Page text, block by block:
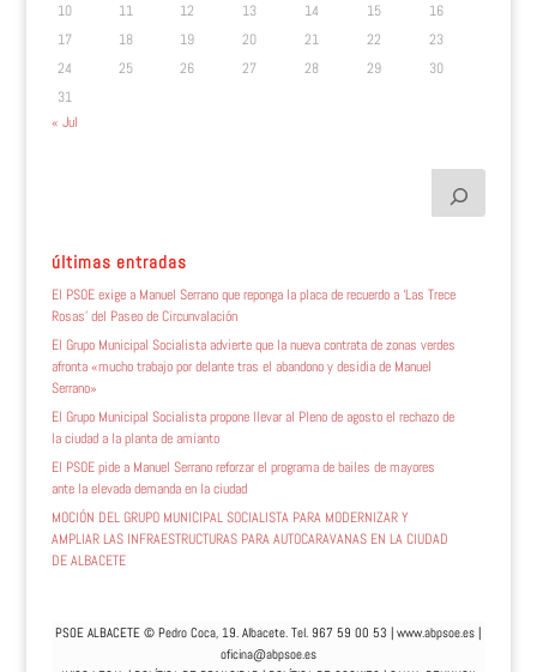
10
11 12 13 14 15
16
17
18 19 20 21 22
23
24
25 26 27 28 29
30
31
« Jul
últimas entradas
El PSOE exige a Manuel Serrano que reponga la placa de recuerdo a ‘Las Trece
Rosas’ del Paseo de Circunvalación
El Grupo Municipal Socialista advierte que la nueva contrata de zonas verdes
afronta «mucho trabajo por delante tras el abandono y desidia de Manuel
Serrano»
El Grupo Municipal Socialista propone llevar al Pleno de agosto el rechazo de
la ciudad a la planta de amianto
El PSOE pide a Manuel Serrano reforzar el programa de bailes de mayores
ante la elevada demanda en la ciudad
MOCIÓN DEL GRUPO MUNICIPAL SOCIALISTA PARA MODERNIZAR Y
AMPLIAR LAS INFRAESTRUCTURAS PARA AUTOCARAVANAS EN LA CIUDAD
DE ALBACETE
PSOE ALBACETE © Pedro Coca, 19. Albacete. Tel. 967 59 00 53 |www.abpsoe.es |
oficina@abpsoe.es